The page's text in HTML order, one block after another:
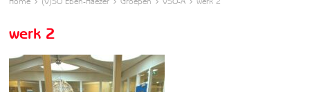
werk 2